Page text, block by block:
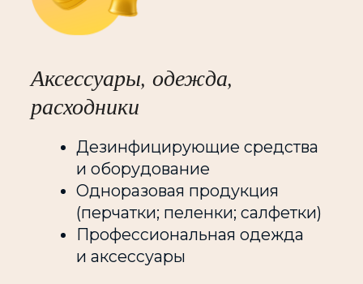
В Prof-club можно обменяться
опытом, узнать тренды и новинки
рынка, договориться о
позитивных эмоций и преимуществ!
Подробнее